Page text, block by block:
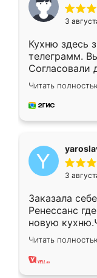
3
Кухню здесь
телеграмм.
Согласовали
недели кухня
довольны
мебель за
Читать
3
Заказала
Ренессанс
новую
вполне
два года,
Читать